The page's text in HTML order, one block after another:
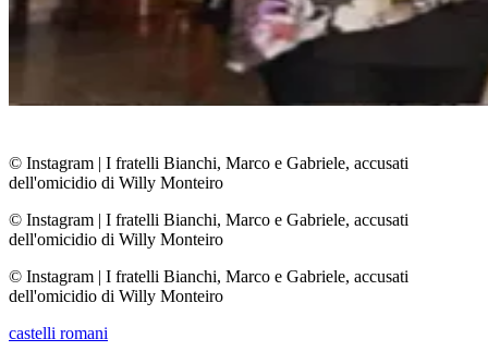
© Instagram | I fratelli Bianchi, Marco e Gabriele, accusati
dell'omicidio di Willy Monteiro
© Instagram | I fratelli Bianchi, Marco e Gabriele, accusati
dell'omicidio di Willy Monteiro
© Instagram | I fratelli Bianchi, Marco e Gabriele, accusati
dell'omicidio di Willy Monteiro
castelli romani